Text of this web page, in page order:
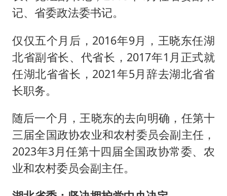
记、省委政法委书记。
仅仅五个月后，2016年9月，王晓东任湖
北省副省长、代省长，2017年1月正式就
任湖北省省长，2021年5月辞去湖北省省
长职务。
随后一个月，王晓东的去向明确，任第十
三届全国政协农业和农村委员会副主任，
2023年3月任第十四届全国政协常委、农
业和农村委员会副主任。